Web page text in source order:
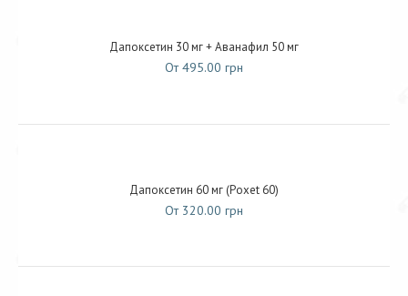
Дапоксетин 30 мг + Аванафил 50 мг
От 495.00 грн
Дапоксетин 60 мг (Poxet 60)
От 320.00 грн